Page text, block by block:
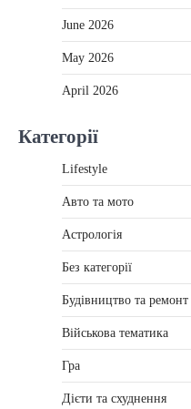
June 2026
May 2026
April 2026
Категорії
Lifestyle
Авто та мото
Астрологія
Без категорії
Будівництво та ремонт
Військова тематика
Гра
Дієти та схуднення